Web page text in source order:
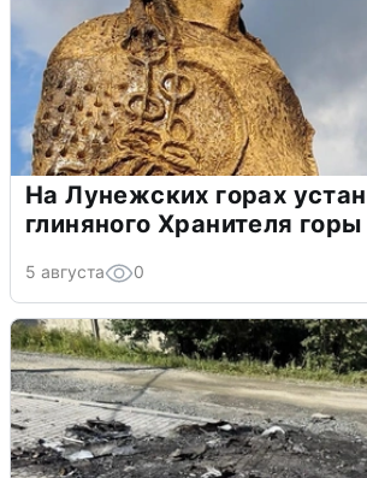
На Лунежских горах
глиняного Хранителя горы
5 августа 0